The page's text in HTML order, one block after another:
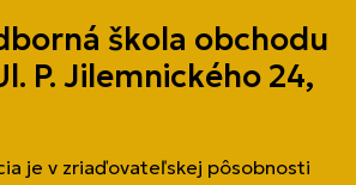
škola obchodu
P. Jilemnického 24,
je v zriaďovateľskej pôsobnosti